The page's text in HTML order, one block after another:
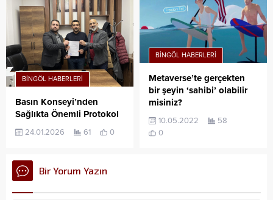
BINGÖL HABERLERI
Basın Konseyi’nden
Sağlıkta Önemli Protokol
24.01.2026 61 0
BINGÖL HABERLERI
Metaverse’te gerçekten
bir şeyin ‘sahibi’ olabilir
misiniz?
10.05.2022
58
0
Bir Yorum Yazın